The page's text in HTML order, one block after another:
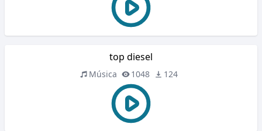
top diesel
Música 1048 124